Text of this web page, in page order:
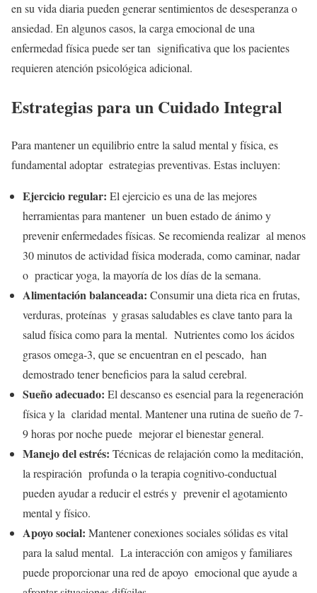
en su vida diaria pueden generar sentimientos de desesperanza o
ansiedad. En algunos casos, la carga emocional de una
enfermedad física puede ser tan significativa que los pacientes
requieren atención psicológica adicional.
Estrategias para un Cuidado Integral
Para mantener un equilibrio entre la salud mental y física, es
fundamental adoptar estrategias preventivas. Estas incluyen:
Ejercicio regular: El ejercicio es una de las mejores
herramientas para mantener un buen estado de ánimo y
prevenir enfermedades físicas. Se recomienda realizar al menos
30 minutos de actividad física moderada, como caminar, nadar
o practicar yoga, la mayoría de los días de la semana.
Alimentación balanceada: Consumir una dieta rica en frutas,
verduras, proteínas y grasas saludables es clave tanto para la
salud física como para la mental. Nutrientes como los ácidos
grasos omega-3, que se encuentran en el pescado, han
demostrado tener beneficios para la salud cerebral.
Sueño adecuado: El descanso es esencial para la regeneración
física y la claridad mental. Mantener una rutina de sueño de 7-
9 horas por noche puede mejorar el bienestar general.
Manejo del estrés: Técnicas de relajación como la meditación,
la respiración profunda o la terapia cognitivo-conductual
pueden ayudar a reducir el estrés y prevenir el agotamiento
mental y físico.
Apoyo social: Mantener conexiones sociales sólidas es vital
para la salud mental. La interacción con amigos y familiares
puede proporcionar una red de apoyo emocional que ayude a